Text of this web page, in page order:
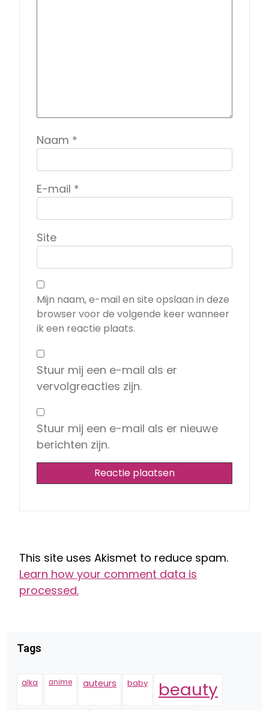
Naam *
E-mail *
Site
Mijn naam, e-mail en site opslaan in deze
browser voor de volgende keer wanneer
ik een reactie plaats.
Stuur mij een e-mail als er
vervolgreacties zijn.
Stuur mij een e-mail als er nieuwe
berichten zijn.
This site uses Akismet to reduce spam.
Learn how your comment data is
processed.
Tags
alka anime auteurs baby beauty